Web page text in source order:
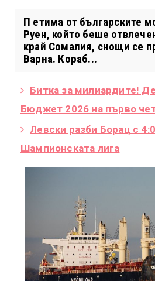
П етима от българските
Руен, който беше
край Сомалия, снощи се
Варна. Кораб...
Битка за милиардите!
Бюджет 2026 на първо
Левски разби Борац с
Шампионската лига